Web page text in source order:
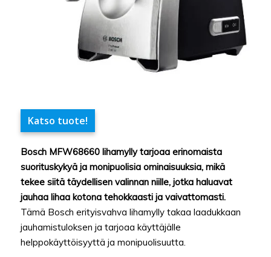
Katso tuote!
Bosch MFW68660 lihamylly tarjoaa erinomaista
suorituskykyä ja monipuolisia ominaisuuksia, mikä
tekee siitä täydellisen valinnan niille, jotka haluavat
jauhaa lihaa kotona tehokkaasti ja vaivattomasti.
Tämä Bosch erityisvahva lihamylly takaa laadukkaan
jauhamistuloksen ja tarjoaa käyttäjälle
helppokäyttöisyyttä ja monipuolisuutta.